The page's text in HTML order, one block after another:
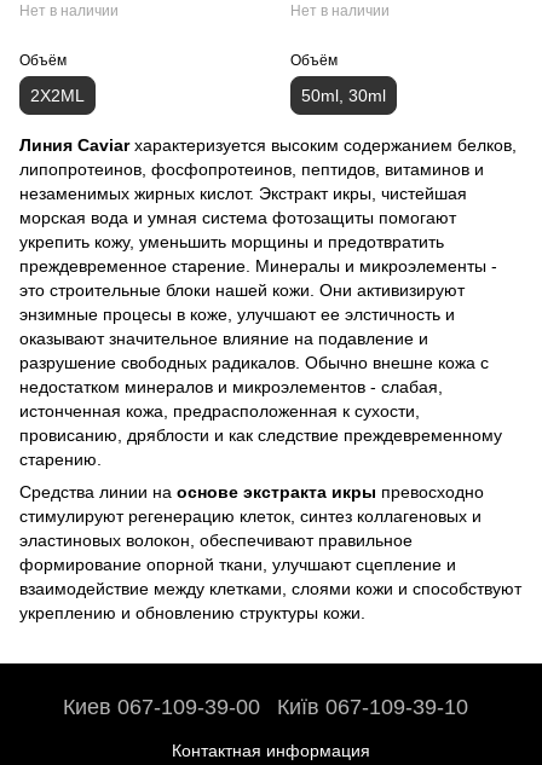
Линия Caviarхарактеризуется высоким содержанием белков,
липопротеинов, фосфопротеинов, пептидов, витаминов и
незаменимых жирных кислот. Экстракт икры, чистейшая
морская вода и умная система фотозащиты помогают
укрепить кожу, уменьшить морщины и предотвратить
преждевременное старение. Минералы и микроэлементы -
это строительные блоки нашей кожи. Они активизируют
энзимные процесы в коже, улучшают ее элстичность и
оказывают значительное влияние на подавление и
разрушение свободных радикалов. Обычно внешне кожа с
недостатком минералов и микроэлементов - слабая,
истонченная кожа, предрасположенная к сухости,
провисанию, дряблости и как следствие преждевременному
старению.
Средства линии на основе экстракта икры превосходно
стимулируют регенерацию клеток, синтез коллагеновых и
эластиновых волокон, обеспечивают правильное
формирование опорной ткани, улучшают сцепление и
взаимодействие между клетками, слоями кожи и способствуют
укреплению и обновлению структуры кожи.
Нет в наличии
Объём
2X2ML
Нет в наличии
Объём
50ml, 30ml
Киев 067-109-39-00 Київ 067-109-39-10
Контактная информация